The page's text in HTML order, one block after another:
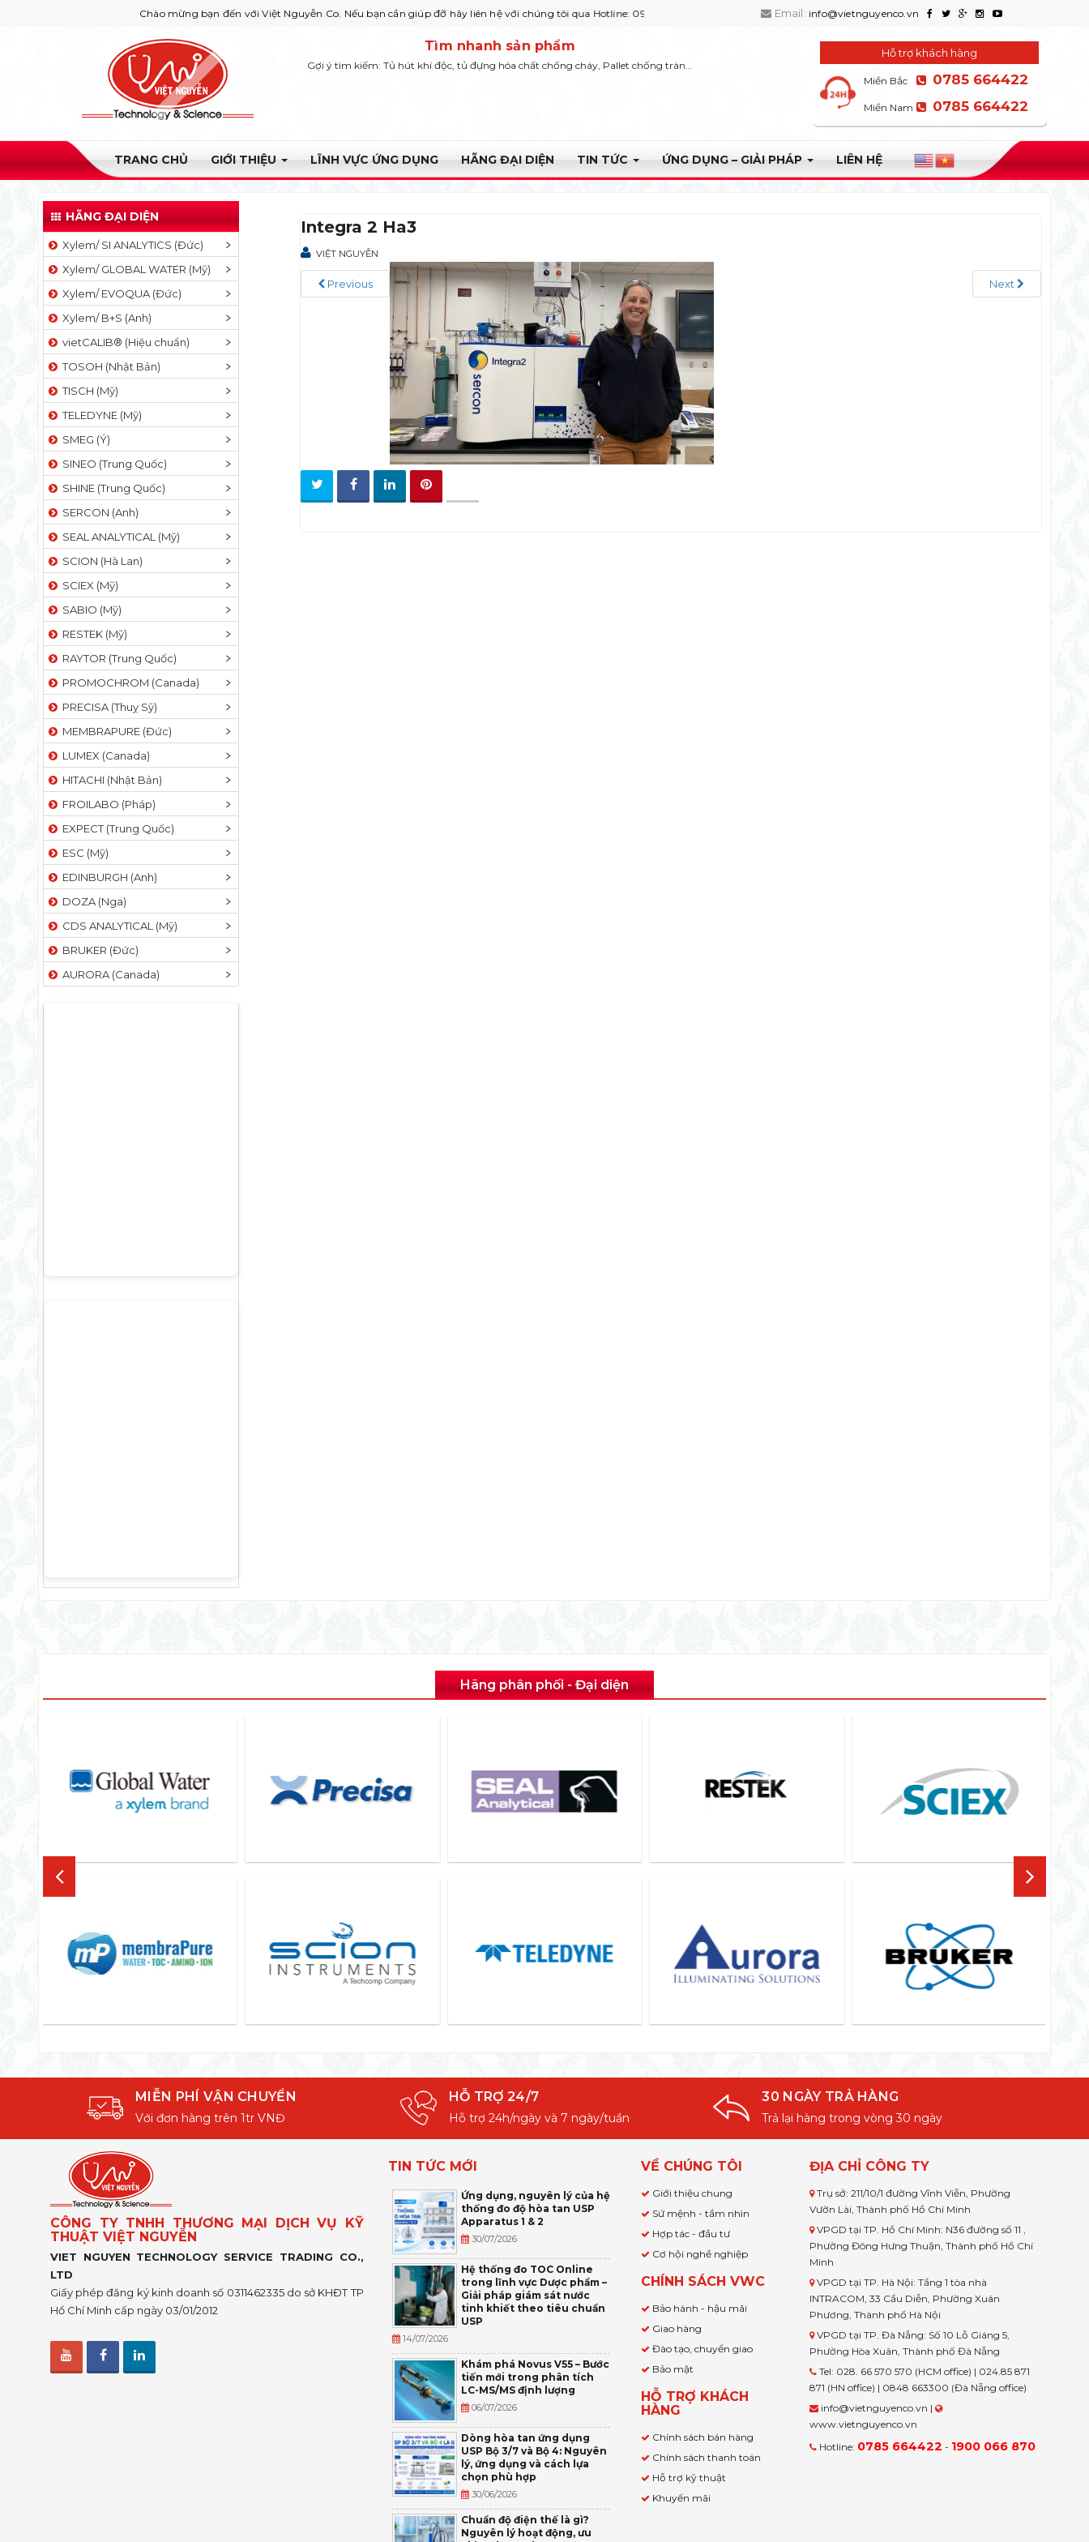
Chào mừng bạn đến với Việt Nguyễn Co. Nếu bạn cần giúp đỡ hãy liên hệ với chúng tôi qua Hotline: 0932 664422 Email: info@vietnguyenco.vn
Tìm nhanh sản phẩm
Gợi ý tìm kiếm: Tủ hút khí độc, tủ đựng hóa chất chống cháy, Pallet chống tràn...
Hỗ trợ khách hàng
Miền Bắc 0785 664422
Miền Nam 0785 664422
TRANG CHỦ GIỚI THIỆU LĨNH VỰC ỨNG DỤNG HÃNG ĐẠI DIỆN TIN TỨC ỨNG DỤNG – GIẢI PHÁP LIÊN HỆ
Integra 2 Ha3
VIỆT NGUYỄN
Previous Next
HÃNG ĐẠI DIỆN
Xylem/ SI ANALYTICS (Đức)
Xylem/ GLOBAL WATER (Mỹ)
Xylem/ EVOQUA (Đức)
Xylem/ B+S (Anh)
vietCALIB® (Hiệu chuẩn)
TOSOH (Nhật Bản)
TISCH (Mỹ)
TELEDYNE (Mỹ)
SMEG (Ý)
SINEO (Trung Quốc)
SHINE (Trung Quốc)
SERCON (Anh)
SEAL ANALYTICAL (Mỹ)
SCION (Hà Lan)
SCIEX (Mỹ)
SABIO (Mỹ)
RESTEK (Mỹ)
RAYTOR (Trung Quốc)
PROMOCHROM (Canada)
PRECISA (Thuỵ Sỹ)
MEMBRAPURE (Đức)
LUMEX (Canada)
HITACHI (Nhật Bản)
FROILABO (Pháp)
EXPECT (Trung Quốc)
ESC (Mỹ)
EDINBURGH (Anh)
DOZA (Nga)
CDS ANALYTICAL (Mỹ)
BRUKER (Đức)
AURORA (Canada)
Hãng phân phối - Đại diện
MIỄN PHÍ VẬN CHUYỂN
Với đơn hàng trên 1tr VNĐ
HỖ TRỢ 24/7
Hỗ trợ 24h/ngày và 7 ngày/tuần
30 NGÀY TRẢ HÀNG
Trả lại hàng trong vòng 30 ngày
CÔNG TY TNHH THƯƠNG MẠI DỊCH VỤ KỸ
THUẬT VIỆT NGUYỄN
VIET NGUYEN TECHNOLOGY SERVICE TRADING CO.,
LTD
Giấy phép đăng ký kinh doanh số 0311462335 do sở KHĐT TP
Hồ Chí Minh cấp ngày 03/01/2012
TIN TỨC MỚI
Ứng dụng, nguyên lý của hệ
thống đo độ hòa tan USP
Apparatus 1 & 2
30/07/2026
Hệ thống đo TOC Online
trong lĩnh vực Dược phẩm –
Giải pháp giám sát nước
tinh khiết theo tiêu chuẩn
USP
14/07/2026
Khám phá Novus V55 – Bước
tiến mới trong phân tích
LC-MS/MS định lượng
06/07/2026
Dòng hòa tan ứng dụng
USP Bộ 3/7 và Bộ 4: Nguyên
lý, ứng dụng và cách lựa
chọn phù hợp
30/06/2026
Chuẩn độ điện thế là gì?
Nguyên lý hoạt động, ưu
VỀ CHÚNG TÔI
Giới thiệu chung
Sứ mệnh - tầm nhìn
Hợp tác - đầu tư
Cơ hội nghề nghiệp
CHÍNH SÁCH VWC
Bảo hành - hậu mãi
Giao hàng
Đào tạo, chuyển giao
Bảo mật
HỖ TRỢ KHÁCH
HÀNG
Chính sách bán hàng
Chính sách thanh toán
Hỗ trợ kỹ thuật
Khuyến mãi
ĐỊA CHỈ CÔNG TY
Trụ sở: 211/10/1 đường Vĩnh Viễn, Phường
Vườn Lài, Thành phố Hồ Chí Minh
VPGD tại TP. Hồ Chí Minh: N36 đường số 11 ,
Phường Đông Hưng Thuận, Thành phố Hồ Chí
Minh
VPGD tại TP. Hà Nội: Tầng 1 tòa nhà
INTRACOM, 33 Cầu Diễn, Phường Xuân
Phương, Thành phố Hà Nội
VPGD tại TP. Đà Nẵng: Số 10 Lỗ Giáng 5,
Phường Hòa Xuân, Thành phố Đà Nẵng
Tel: 028. 66 570 570 (HCM office) | 024.85 871
871 (HN office) | 0848 663300 (Đà Nẵng office)
info@vietnguyenco.vn |
www.vietnguyenco.vn
Hotline: 0785 664422 - 1900 066 870